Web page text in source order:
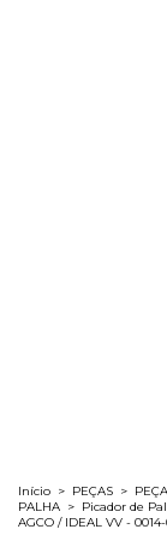
Início > PEÇAS >
PALHA > Picador de
AGCO / IDEAL VV - 0014-